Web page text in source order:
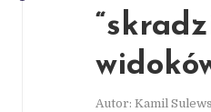
Autor: Kamil